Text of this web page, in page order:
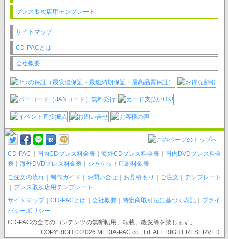
プレス取次店用テンプレート
サイトマップ
CD-PACとは
会社概要
CD-PAC 国内CDプレス料金表 海外CDプレス料金表
国内DVDプレス料金
表
海外DVDプレス料金表
ジャケット印刷料金表
ご注文の流れ
制作ガイド お問い合せ お見積もり ご注文
テンプレート
プレス取次店用テンプレート
サイトマップ｜ CD-PACとは 会社概要 特定商取引法に基づく表記
プライ
バシーポリシー
CD-PACの全てのコンテンツの無断転用、転載、改変等を禁じます。
COPYRIGHT©2026 MEDIA-PAC co., ltd. ALL RIGHT RESERVED.